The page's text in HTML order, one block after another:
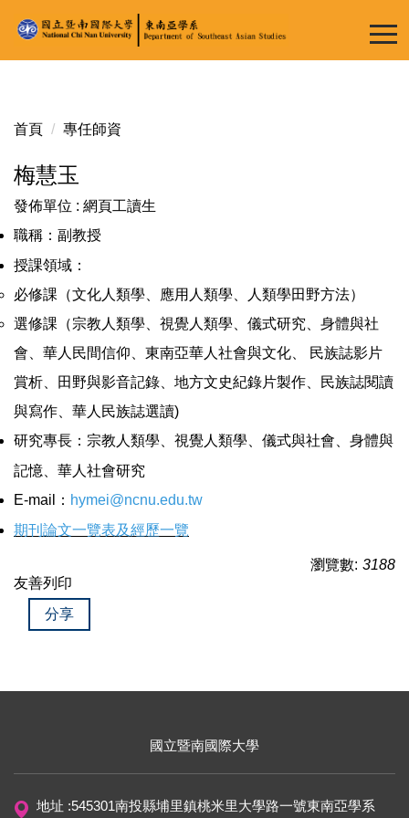
到
主
容
首頁 專任師資
梅慧玉
發佈單位 : 網頁工讀生
職稱 ： 副教授
授課領域 ：
必修課（文化人類學、應用人類學、人類學田野方法）
選修課（宗教人類學、視覺人類學、儀式研究、身體與社
會、華人民間信仰、東南亞華人社會與文化、 民族誌影片
賞析、田野與影音記錄、地方文史紀錄片製作、民族誌閱讀
與寫作、華人民族誌選讀)
研究專長 ： 宗教人類學、視覺人類學、儀式與社會、身體與
記憶、華人社會研究
E-mail
： hymei@ncnu.edu.tw
期刊論文一覽表及經歷一覽
瀏覽數: 3188
友善列印
分享
國立暨南國際大學
地址 :545301南投縣埔里鎮桃米里大學路一號東南亞學系